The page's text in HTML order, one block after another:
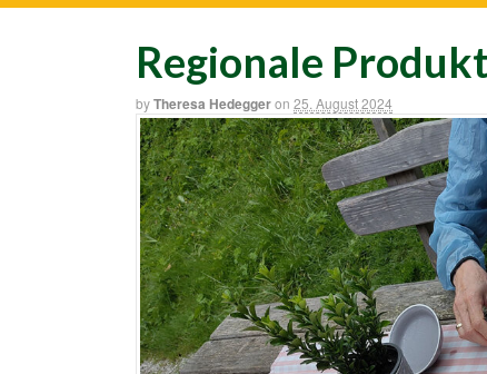
Regionale
byTheresa Hedeggeron 25. August 2024